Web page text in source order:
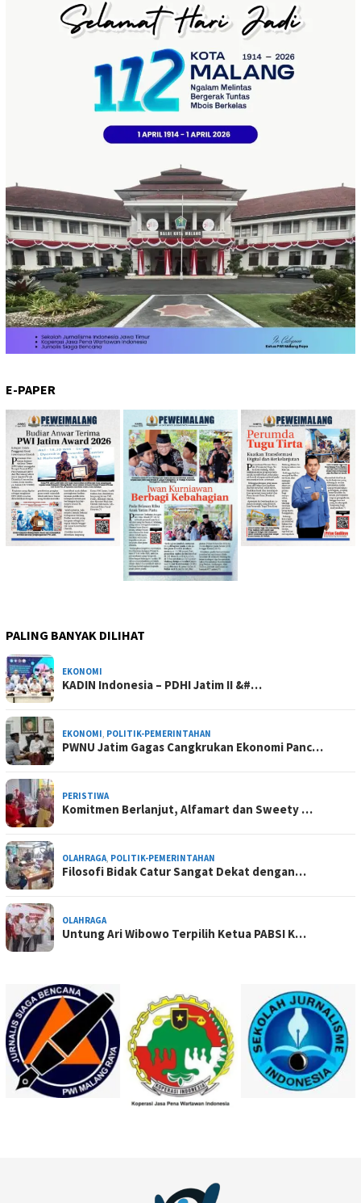
E-PAPER
PALING BANYAK DILIHAT
EKONOMI
KADIN Indonesia – PDHI Jatim II &#…
EKONOMI, POLITIK-PEMERINTAHAN
PWNU Jatim Gagas Cangkrukan Ekonomi Panc…
PERISTIWA
Komitmen Berlanjut, Alfamart dan Sweety …
OLAHRAGA, POLITIK-PEMERINTAHAN
Filosofi Bidak Catur Sangat Dekat dengan…
OLAHRAGA
Untung Ari Wibowo Terpilih Ketua PABSI K…